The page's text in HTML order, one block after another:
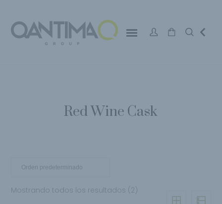
Red Wine Cask
Mostrando todos los resultados (2)